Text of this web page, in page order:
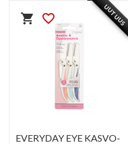
shopping_cart favorite_border UUTUUS
EVERYDAY EYE KASVO-